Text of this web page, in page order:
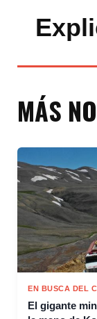
MÁS
EN BUSCA DEL
El gigante